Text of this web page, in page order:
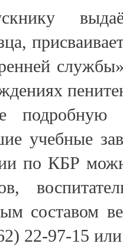
учебные
по КБР
составом
22-97-15